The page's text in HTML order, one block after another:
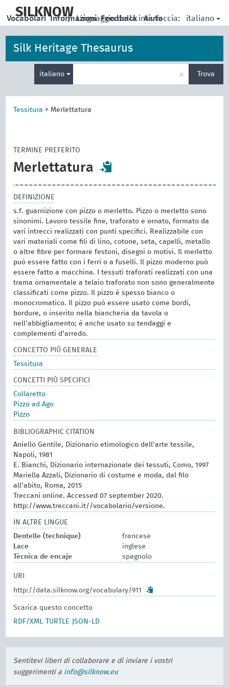
main
SILKNOW
| Linguaggio della interfaccia: italiano
Vocabolari Informazioni Feedback Aiuto
Silk Heritage Thesaurus
italiano
per
la
× Trova
Tessitura > Merlettatura
TERMINE PREFERITO
Merlettatura
DEFINIZIONE
s.f. guarnizione con pizzo o merletto. Pizzo o merletto sono
sinonimi. Lavoro tessile fine, traforato e ornato, formato da
vari intrecci realizzati con punti specifici. Realizzabile con
vari materiali come fili di lino, cotone, seta, capelli, metallo
o altre fibre per formare festoni, disegni o motivi. Il merletto
può essere fatto con i ferri o a fuselli. Il pizzo moderno può
essere fatto a macchina. I tessuti traforati realizzati con una
trama ornamentale a telaio traforato non sono generalmente
classificati come pizzo. Il pizzo è spesso bianco o
monocromatico. Il pizzo può essere usato come bordi,
bordure, o inserito nella biancheria da tavola o
nell'abbigliamento; è anche usato su tendaggi e
complementi d'arredo.
CONCETTO PIÙ GENERALE
Tessitura
CONCETTI PIÙ SPECIFICI
Collaretto
Pizzo ad Ago
Pizzo
BIBLIOGRAPHIC CITATION
Aniello Gentile, Dizionario etimologico dell'arte tessile,
Napoli, 1981
E. Bianchi, Dizionario internazionale dei tessuti, Como, 1997
Mariella Azzali, Dizionario di costume e moda, dal filo
all'abito, Roma, 2015
Treccani online. Accessed 07 september 2020.
http://www.treccani.it//vocabolario/versione.
IN ALTRE LINGUE
Dentelle (technique)
francese
Lace
inglese
Técnica de encaje
spagnolo
URI
http://data.silknow.org/vocabulary/911
Scarica questo concetto
RDF/XML
TURTLE JSON-LD
Sentitevi liberi di collaborare e di inviare i vostri
suggerimenti a info@silknow.eu